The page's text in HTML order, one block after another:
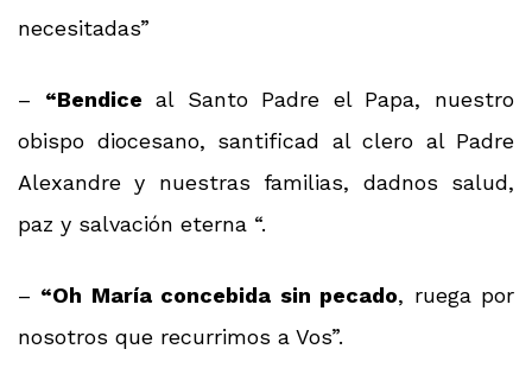
necesitadas”
– “Bendice al Santo Padre el Papa, nuestro
obispo diocesano, santificad al clero al Padre
Alexandre y nuestras familias, dadnos salud,
paz y salvación eterna “.
– “Oh María concebida sin pecado, ruega por
nosotros que recurrimos a Vos”.